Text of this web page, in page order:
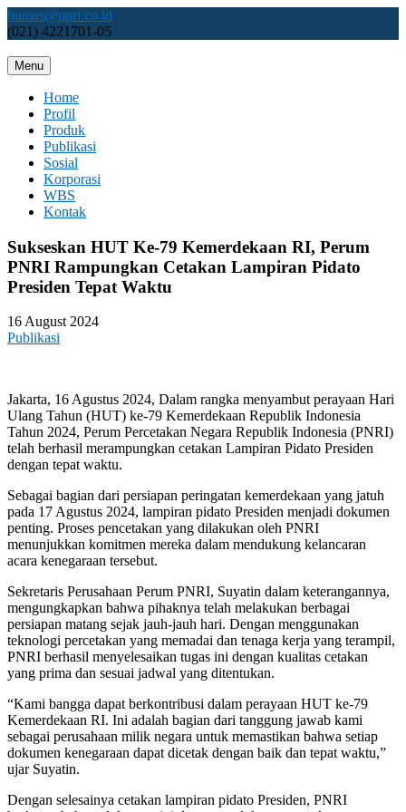
Skip
to
humas@pnri.co.id
(021) 4221701-05
Perum PNRI
Menu
Home
Profil
Produk
Publikasi
Sosial
Korporasi
WBS
Kontak
Sukseskan HUT Ke-79 Kemerdekaan RI, Perum
PNRI Rampungkan Cetakan Lampiran Pidato
Presiden Tepat Waktu
16 August 2024
Publikasi
Jakarta, 16 Agustus 2024, Dalam rangka menyambut perayaan Hari
Ulang Tahun (HUT) ke-79 Kemerdekaan Republik Indonesia
Tahun 2024, Perum Percetakan Negara Republik Indonesia (PNRI)
telah berhasil merampungkan cetakan Lampiran Pidato Presiden
dengan tepat waktu.
Sebagai bagian dari persiapan peringatan kemerdekaan yang jatuh
pada 17 Agustus 2024, lampiran pidato Presiden menjadi dokumen
penting. Proses pencetakan yang dilakukan oleh PNRI
menunjukkan komitmen mereka dalam mendukung kelancaran
acara kenegaraan tersebut.
Sekretaris Perusahaan Perum PNRI, Suyatin dalam keterangannya,
mengungkapkan bahwa pihaknya telah melakukan berbagai
persiapan matang sejak jauh-jauh hari. Dengan menggunakan
teknologi percetakan yang memadai dan tenaga kerja yang terampil,
PNRI berhasil menyelesaikan tugas ini dengan kualitas cetakan
yang prima dan sesuai jadwal yang ditentukan.
“Kami bangga dapat berkontribusi dalam perayaan HUT ke-79
Kemerdekaan RI. Ini adalah bagian dari tanggung jawab kami
sebagai perusahaan milik negara untuk memastikan bahwa setiap
dokumen kenegaraan dapat dicetak dengan baik dan tepat waktu,”
ujar Suyatin.
Dengan selesainya cetakan lampiran pidato Presiden, PNRI